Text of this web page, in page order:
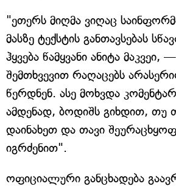
"ეთერს მიღმა ვიღაც
მასზე ტექსტის განთავსებას
ჰყვება წამყვანი ანიტა მაკვეი,
შემთხვევით რაღაცებს
წერდნენ. ასე მოხვდა
ამდენად, ბოდიშს გიხდით, თუ
დაინახეთ და თავი
იგრძენით".
ოფიციალური განცხადება